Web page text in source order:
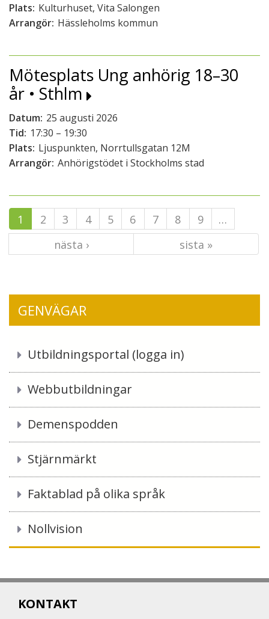
Plats: Kulturhuset, Vita Salongen
Arrangör: Hässleholms kommun
Mötesplats Ung anhörig 18–30
år • Sthlm
Datum: 25 augusti 2026
Tid: 17:30 – 19:30
Plats: Ljuspunkten, Norrtullsgatan 12M
Arrangör: Anhörigstödet i Stockholms stad
1 2 3 4 5 6 7 8 9
…
nästa ›
sista »
GENVÄGAR
Utbildningsportal (logga in)
Webbutbildningar
Demenspodden
Stjärnmärkt
Faktablad på olika språk
Nollvision
KONTAKT